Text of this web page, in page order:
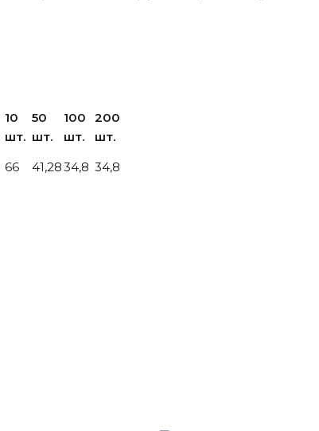
10
шт.
50
шт.
100
шт.
200
шт.
66 41,2834,8 34,8